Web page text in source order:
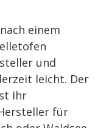
einem
und
leicht. Der
Ihr
für